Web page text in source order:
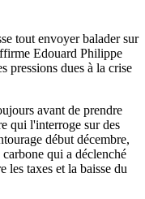
tout envoyer balader sur
Edouard Philippe
pressions dues à la crise
avant de prendre
qui l'interroge sur des
début décembre,
qui a déclenché
les taxes et la baisse du